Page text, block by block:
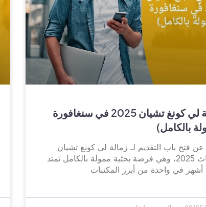
منحة لي كونغ تشيان 2025 في سنغافورة
بالكامل)
فتح باب التقديم لـ زمالة لي كونغ تشيان
للأبحاث 2025، وهي فرصة بحثية ممولة بالكامل تمتد
أشهر في واحدة من أبرز المكتبات